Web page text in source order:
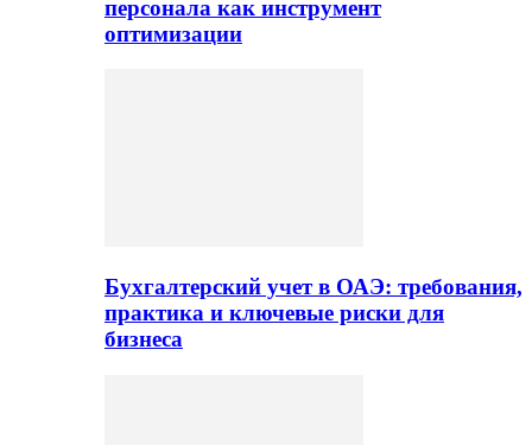
персонала как инструмент
оптимизации
Бухгалтерский учет в ОАЭ: требования,
практика и ключевые риски для
бизнеса